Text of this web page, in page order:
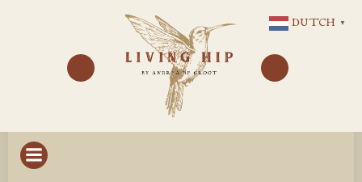
NAAR
DE
INHOUD
DUTCH ▼